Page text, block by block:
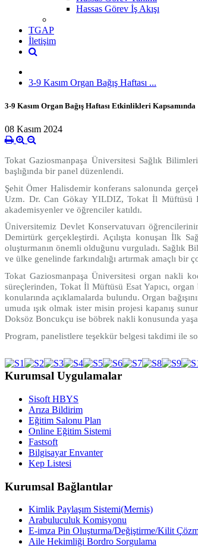
Hassas Görev İş Akışı
TGAP
İletişim
3-9 Kasım Organ Bağış Haftası ...
3-9 Kasım Organ Bağış Haftası Etkinlikleri
08 Kasım 2024
Tokat Gaziosmanpaşa Üniversitesi Sağlık
başlığında bir panel düzenlendi.
Şehit Ömer Halisdemir konferans salonunda
Uzm. Dr. Can Gökay YILDIZ, Tokat İl Müftüsü
akademisyenler ve öğrenciler katıldı.
Üniversitemiz Devlet Konservatuvarı
Demirtürk gerçekleştirdi. Açılışta konuşan İlk
oluşturmanın önemli olduğunu vurguladı. Sağlık
ve ülke genelinde farkındalığı artırmak amaçlı
Tokat Gaziosmanpaşa Üniversitesi organ nakli
süreçlerinden, Tokat İl Müftüsü Esat Yapıcı,
konularında açıklamalarda bulundu. Organ
umuda ışık olmak ister misin projesi kapanış
Doksöz Boncukçu ise böbrek nakli konusunda
Program, panelistlere teşekkür belgesi takdimi ile
Kurumsal Uygulamalar
Sisoft HBYS
Arıza Bildirim
Eğitim Salonu Plan
Online Eğitim Sistemi
Fastsoft
Bilgisayar Envanter
Kep Listesi
Kurumsal Bağlantılar
Kimlik Paylaşım Sistemi(Mernis)
Arabuluculuk Komisyonu
E-imza Pin Oluşturma/Değiştirme/Kilit
Aile Hekimliği Bordro Sorgulama